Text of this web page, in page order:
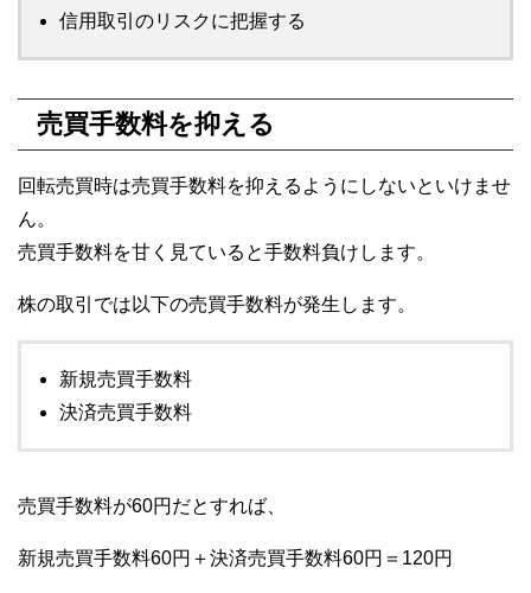
信用取引のリスクに把握する
売買手数料を抑える
回転売買時は売買手数料を抑えるようにしないといけませ
ん。
売買手数料を甘く見ていると手数料負けします。
株の取引では以下の売買手数料が発生します。
新規売買手数料
決済売買手数料
売買手数料が60円だとすれば、
新規売買手数料60円＋決済売買手数料60円＝120円